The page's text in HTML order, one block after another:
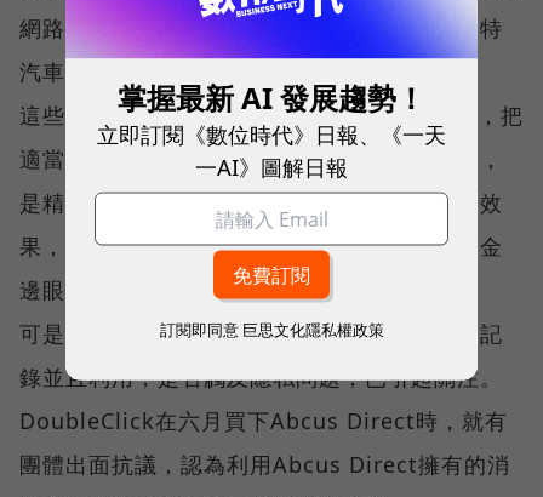
網路的任一個網站，會立刻被認出來，接著福特
汽車廣告就會送到他所閱讀的頁面上。
這些努力，都讓DoubleClick精確掌握消費者，把
適當廣告送到適當族群的眼前。「我們的目標，
是精準地將廣告送到相關使用者面前，並衡量效
果，」站在客戶致贈的感謝獎牌前，歐康納在金
邊眼鏡下的眼神流露著自信。
可是消費者在不知情狀況下，上網習慣被詳細記
錄並且利用，是否觸及隱私問題，已引起關注。
DoubleClick在六月買下Abcus Direct時，就有
團體出面抗議，認為利用Abcus Direct擁有的消
掌握最新 AI 發展趨勢！
立即訂閱《數位時代》日報、《一天
一AI》圖解日報
訂閱即同意 巨思文化隱私權政策